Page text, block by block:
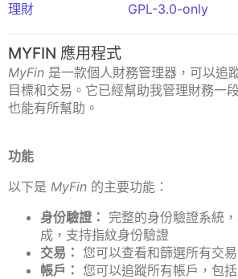
理財
GPL-3.0-only
MYFIN 應用程式
MyFin 是一款個人財務管理器，可以追
目標和交易。它已經幫助我管理財務一
也能有所幫助。
功能
以下是 MyFin 的主要功能：
身份驗證： 完整的身份驗證系統
成，支持指紋身份驗證
交易： 您可以查看和篩選所有交易
帳戶： 您可以追蹤所有帳戶，包